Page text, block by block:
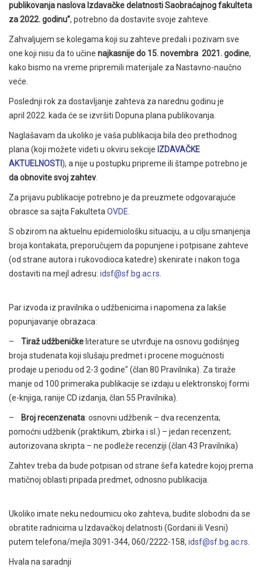
publikovanja naslova Izdavačke delatnosti Saobraćajnog fakulteta
za 2022. godinu”, potrebno da dostavite svoje zahteve.
Zahvaljujem se kolegama koji su zahteve predali i pozivam sve
one koji nisu da to učine najkasnije do 15.novembra 2021. godine,
kako bismo na vreme pripremili materijale za Nastavno-naučno
veće.
Poslednji rok za dostavljanje zahteva za narednu godinu je
april 2022. kada će se izvršiti Dopuna plana publikovanja.
Naglašavam da ukoliko je vaša publikacija bila deo prethodnog
plana (koji možete videti u okviru sekcije IZDAVAČKE
AKTUELNOSTI), a nije u postupku pripreme ili štampe potrebno je
da obnovite svoj zahtev
Za prijavu publikacije potrebno je da preuzmete odgovarajuće
obrasce sa sajta Fakulteta OVDE
S obzirom na aktuelnu epidemiološku situaciju, a u cilju smanjenja
broja kontakata, preporučujem da popunjene i potpisane zahteve
(od strane autora i rukovodioca katedre) skenirate i nakon toga
dostaviti na mejl adresu: idsf@sf.bg.ac.rs
Par izvoda iz pravilnika o udžbenicima i napomena za lakše
popunjavanje obrazaca:
– Tiraž udžbeničke literature se utvrđuje na osnovu godišnjeg
broja studenata koji slušaju predmet i procene mogućnosti
prodaje u periodu od 2-3 godine" (član 80 Pravilnika). Za tiraže
manje od 100 primeraka publikacije se izdaju u elektronskoj formi
(e-knjiga, ranije CD izdanja, član 55 Pravilnika).
– Broj recenzenata: osnovni udžbenik – dva recenzenta;
pomoćni udžbenik (praktikum, zbirka i sl.) – jedan recenzent;
autorizovana skripta – ne podleže recenziji (član 43 Pravilnika)
Zahtev treba da bude potpisan od strane šefa katedre kojoj prema
matičnoj oblasti pripada predmet, odnosno publikacija.
Ukoliko imate neku nedoumicu oko zahteva, budite slobodni da se
obratite radnicima u Izdavačkoj delatnosti (Gordani ili Vesni)
putem telefona/mejla 3091-344, 060/2222-158, idsf@sf.bg.ac.rs
Hvala na saradnji